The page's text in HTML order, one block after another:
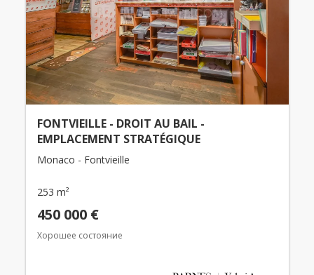
FONTVIEILLE - DROIT AU BAIL -
EMPLACEMENT STRATÉGIQUE
Monaco - Fontvieille
253 m²
450 000 €
Хорошее состояние